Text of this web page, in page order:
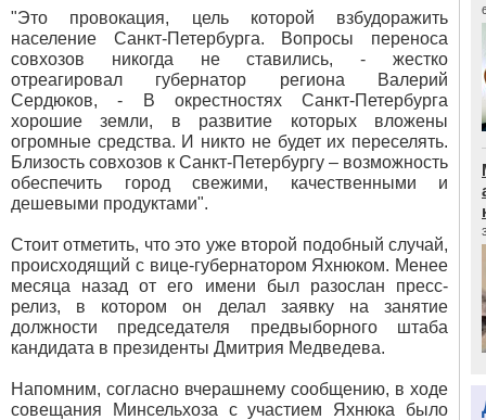
"Это провокация, цель которой взбудоражить
население Санкт-Петербурга. Вопросы переноса
совхозов никогда не ставились, - жестко
отреагировал губернатор региона Валерий
Сердюков, - В окрестностях Санкт-Петербурга
хорошие земли, в развитие которых вложены
огромные средства. И никто не будет их переселять.
Близость совхозов к Санкт-Петербургу – возможность
обеспечить город свежими, качественными и
дешевыми продуктами".
Стоит отметить, что это уже второй подобный случай,
происходящий с вице-губернатором Яхнюком. Менее
месяца назад от его имени был разослан пресс-
релиз, в котором он делал заявку на занятие
должности председателя предвыборного штаба
кандидата в президенты Дмитрия Медведева.
Напомним, согласно вчерашнему сообщению, в ходе
совещания Минсельхоза с участием Яхнюка было